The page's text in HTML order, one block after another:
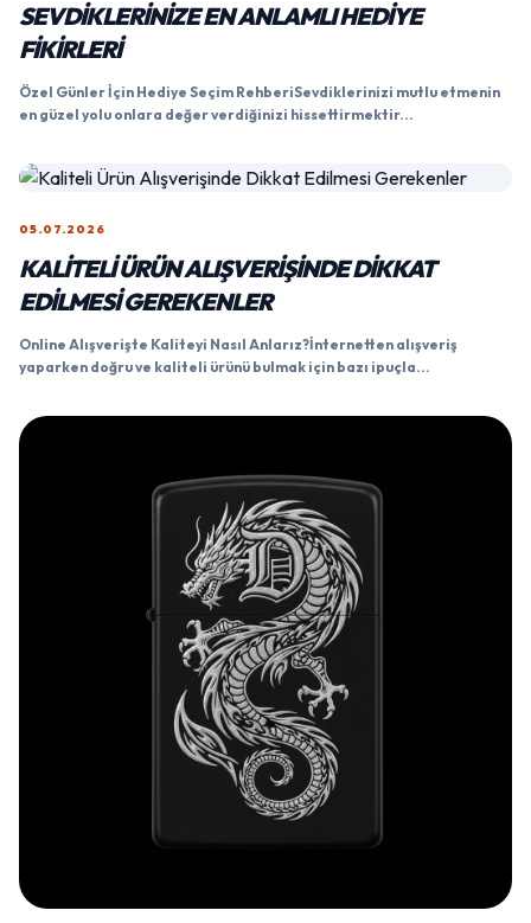
SEVDIKLERINIZE EN ANLAMLI HEDIYE
FIKIRLERI
Özel Günler İçin Hediye Seçim RehberiSevdiklerinizi mutlu etmenin
en güzel yolu onlara değer verdiğinizi hissettirmektir...
05.07.2026
KALITELI ÜRÜN ALIŞVERIŞINDE DIKKAT
EDILMESI GEREKENLER
Online Alışverişte Kaliteyi Nasıl Anlarız?İnternetten alışveriş
yaparken doğru ve kaliteli ürünü bulmak için bazı ipuçla...